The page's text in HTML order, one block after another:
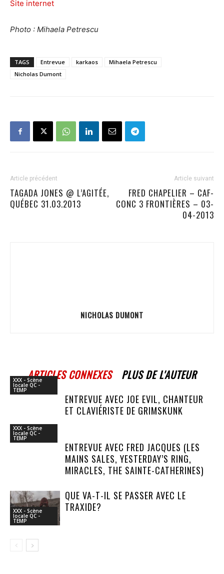
Site internet
Photo : Mihaela Petrescu
TAGS Entrevue karkaos
Mihaela Petrescu
Nicholas Dumont
Article précédent
TAGADA JONES @ L’AGITÉE,
QUÉBEC 31.03.2013
Article suivant
FRED CHAPELIER – CAF-
CONC 3 FRONTIÈRES – 03-
04-2013
NICHOLAS DUMONT
ARTICLES CONNEXES PLUS DE L'AUTEUR
XXX - Scène
locale QC -
TEMP
ENTREVUE AVEC JOE EVIL, CHANTEUR
ET CLAVIÉRISTE DE GRIMSKUNK
XXX - Scène
locale QC -
TEMP
ENTREVUE AVEC FRED JACQUES (LES
MAINS SALES, YESTERDAY’S RING,
MIRACLES, THE SAINTE-CATHERINES)
XXX - Scène
locale QC -
TEMP
QUE VA-T-IL SE PASSER AVEC LE
TRAXIDE?